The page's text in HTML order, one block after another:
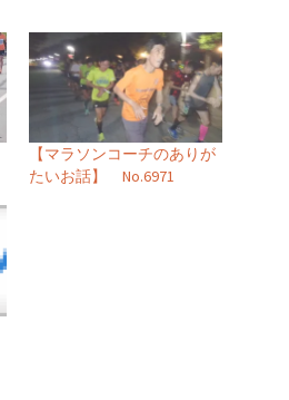
【マラソンコーチのありが
たいお話】 No.6971